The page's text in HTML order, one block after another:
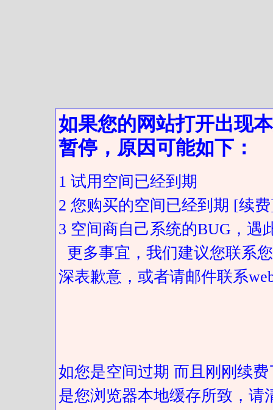
如果您的网站打开出现
暂停，原因可能如下：
1 试用空间已经到期
2 您购买的空间已经到期 [续
3 空间商自己系统的BUG，遇
更多事宜，我们建议您联系
深表歉意，或者请邮件联系
如您是空间过期 而且刚刚续
是您浏览器本地缓存所致，